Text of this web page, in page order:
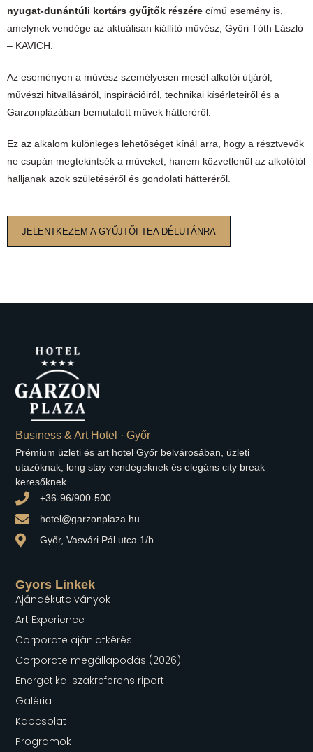
nyugat-dunántúli kortárs gyűjtők részére című esemény is,
amelynek vendége az aktuálisan kiállító művész, Győri Tóth László
– KAVICH.
Az eseményen a művész személyesen mesél alkotói útjáról,
művészi hitvallásáról, inspirációiról, technikai kísérleteiről és a
Garzonplázában bemutatott művek hátteréről.
Ez az alkalom különleges lehetőséget kínál arra, hogy a résztvevők
ne csupán megtekintsék a műveket, hanem közvetlenül az alkotótól
halljanak azok születéséről és gondolati hátteréről.
JELENTKEZEM A GYŰJTŐI TEA DÉLUTÁNRA
Business & Art Hotel · Győr
Prémium üzleti és art hotel Győr belvárosában, üzleti
utazóknak, long stay vendégeknek és elegáns city break
keresőknek.
+36-96/900-500
hotel@garzonplaza.hu
Győr, Vasvári Pál utca 1/b
Gyors Linkek
Ajándékutalványok
Art Experience
Corporate ajánlatkérés
Corporate megállapodás (2026)
Energetikai szakreferens riport
Galéria
Kapcsolat
Programok